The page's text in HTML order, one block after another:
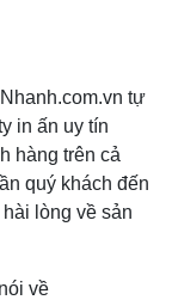
tự
in ấn uy tín
hàng trên cả
quý khách đến
lòng về sản
về